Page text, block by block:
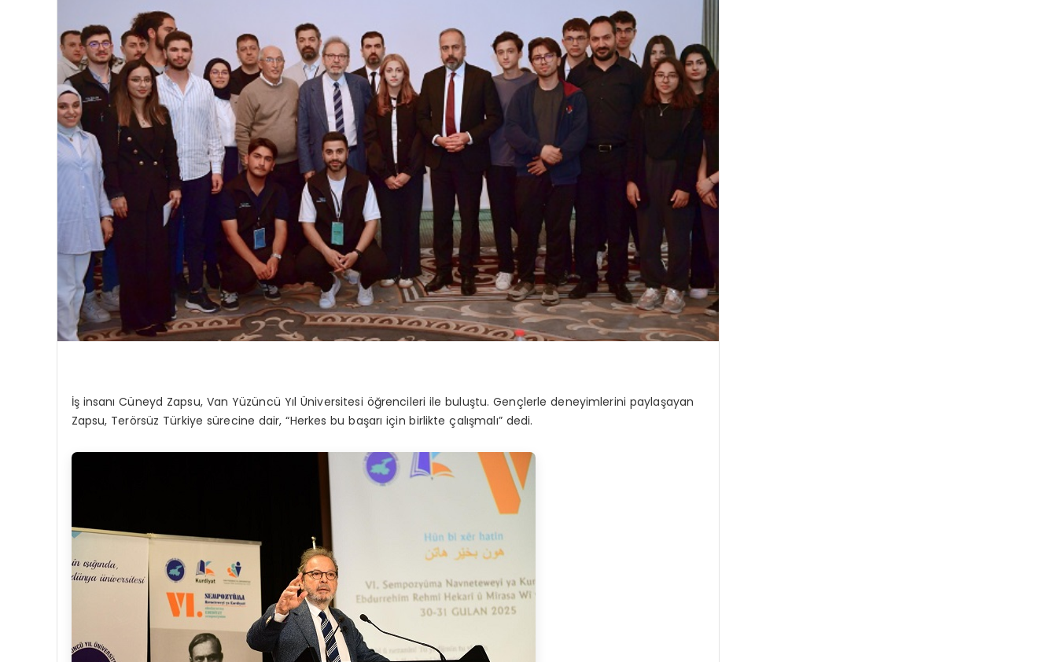
İş insanı Cüneyd Zapsu, Van Yüzüncü Yıl Üniversitesi öğrencileri ile buluştu. Gençlerle deneyimlerini paylaşayan
Zapsu, Terörsüz Türkiye sürecine dair, “Herkes bu başarı için birlikte çalışmalı” dedi.